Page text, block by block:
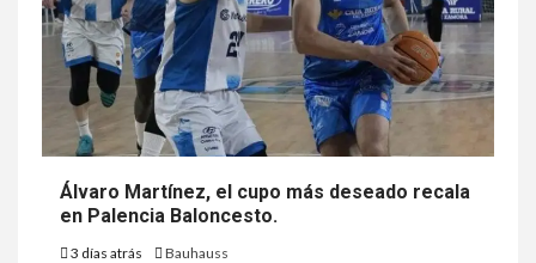
Álvaro Martínez, el cupo más deseado recala
en Palencia Baloncesto.
3 días atrás Bauhauss